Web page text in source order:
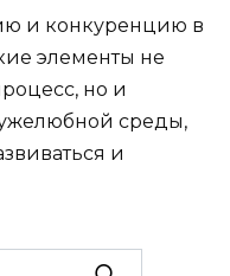
и конкуренцию в
элементы не
но и
среды,
и